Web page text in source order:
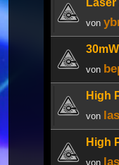
von
von
High
von
High
von